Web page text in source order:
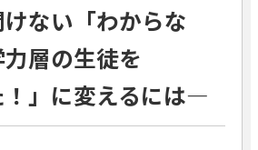
ない「わからな
層の生徒を
！」に変えるには―